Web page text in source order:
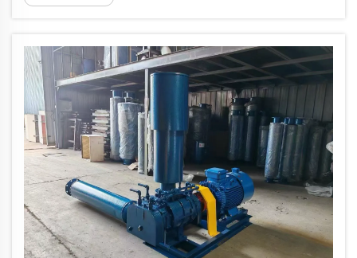
муниципалитетам и промышленным объектам
которые могут эффективно обрабатывать...